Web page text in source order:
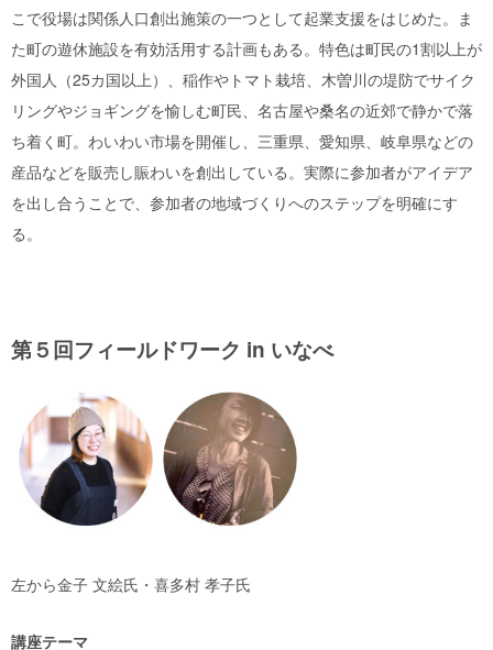
こで役場は関係人口創出施策の一つとして起業支援をはじめた。ま
た町の遊休施設を有効活用する計画もある。特色は町民の1割以上が
外国人（25カ国以上）、稲作やトマト栽培、木曽川の堤防でサイク
リングやジョギングを愉しむ町民、名古屋や桑名の近郊で静かで落
ち着く町。わいわい市場を開催し、三重県、愛知県、岐阜県などの
産品などを販売し賑わいを創出している。実際に参加者がアイデア
を出し合うことで、参加者の地域づくりへのステップを明確にす
る。
第５回フィールドワーク in いなべ
左から金子 文絵氏・喜多村 孝子氏
講座テーマ